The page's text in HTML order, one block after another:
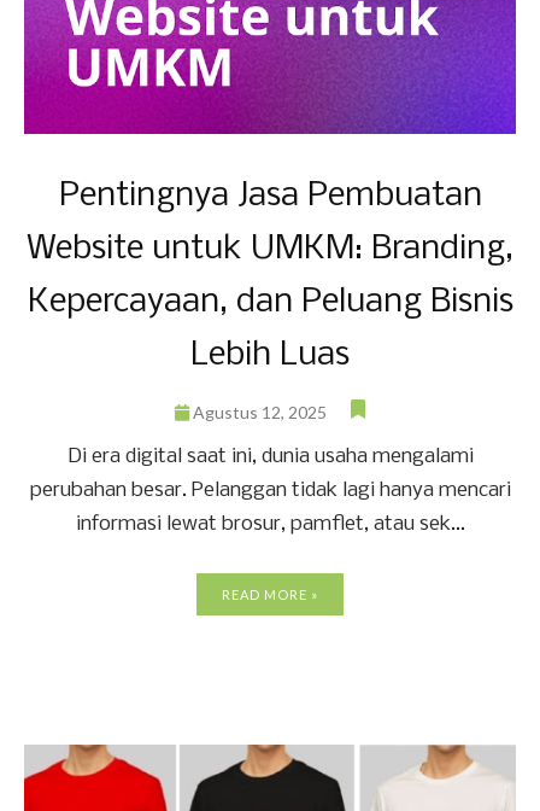
Pentingnya Jasa Pembuatan
Website untuk UMKM: Branding,
Kepercayaan, dan Peluang Bisnis
Lebih Luas
Agustus 12, 2025
Di era digital saat ini, dunia usaha mengalami
perubahan besar. Pelanggan tidak lagi hanya mencari
informasi lewat brosur, pamflet, atau sek...
READ MORE »